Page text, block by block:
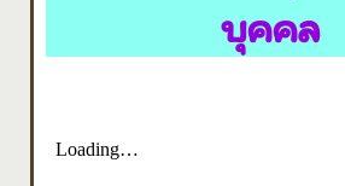
บุคคล